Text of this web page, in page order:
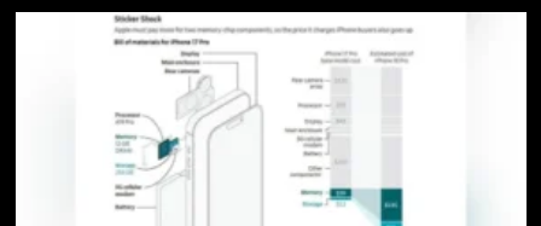
Перекупщики
продают
Steam
Machine
eBay
втридорога
—
хотя
самой